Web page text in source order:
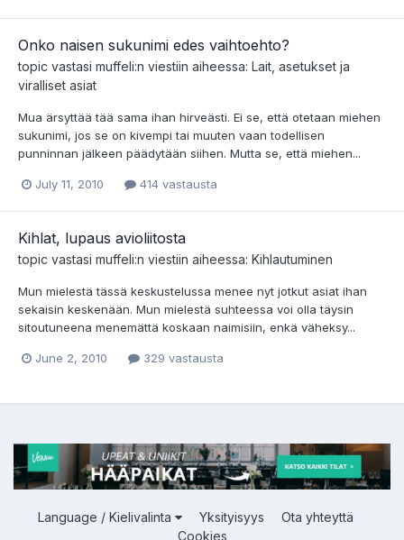
Onko naisen sukunimi edes vaihtoehto?
topic vastasi muffeli:n viestiin aiheessa: Lait, asetukset ja
viralliset asiat
Mua ärsyttää tää sama ihan hirveästi. Ei se, että otetaan miehen
sukunimi, jos se on kivempi tai muuten vaan todellisen
punninnan jälkeen päädytään siihen. Mutta se, että miehen...
July 11, 2010 414 vastausta
Kihlat, lupaus avioliitosta
topic vastasi muffeli:n viestiin aiheessa: Kihlautuminen
Mun mielestä tässä keskustelussa menee nyt jotkut asiat ihan
sekaisin keskenään. Mun mielestä suhteessa voi olla täysin
sitoutuneena menemättä koskaan naimisiin, enkä väheksy...
June 2, 2010 329 vastausta
Language / Kielivalinta Yksityisyys
Ota yhteyttä
Cookies